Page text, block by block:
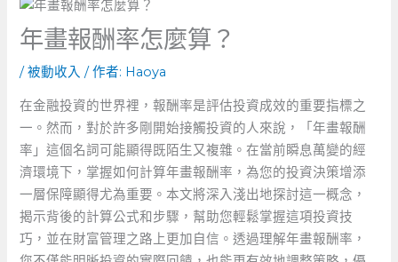
年畫報酬率怎麼算？
/被動收入 / 作者: Haoya
在金融投資的世界裡，報酬率是評估投資成效的重要指標之
一。然而，對於許多剛開始接觸投資的人來說，「年畫報酬
率」這個名詞可能顯得既陌生又複雜。在當前瞬息萬變的經
濟環境下，掌握如何計算年畫報酬率，為您的投資決策增添
一層保障顯得尤為重要。本文將深入淺出地探討這一概念，
揭示背後的計算公式和步驟，幫助您輕鬆掌握這項投資技
巧，並在財富管理之路上更加自信。透過理解年畫報酬率，